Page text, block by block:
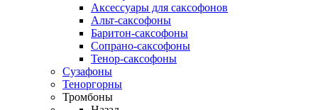
Аксессуары для саксофонов
Альт-саксофоны
Баритон-саксофоны
Сопрано-саксофоны
Тенор-саксофоны
Сузафоны
Теноргорны
Тромбоны